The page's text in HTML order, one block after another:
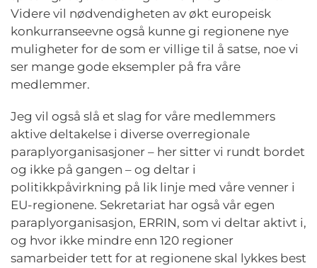
Videre vil nødvendigheten av økt europeisk
konkurranseevne også kunne gi regionene nye
muligheter for de som er villige til å satse, noe vi
ser mange gode eksempler på fra våre
medlemmer.
Jeg vil også slå et slag for våre medlemmers
aktive deltakelse i diverse overregionale
paraplyorganisasjoner – her sitter vi rundt bordet
og ikke på gangen – og deltar i
politikkpåvirkning på lik linje med våre venner i
EU-regionene. Sekretariat har også vår egen
paraplyorganisasjon, ERRIN, som vi deltar aktivt i,
og hvor ikke mindre enn 120 regioner
samarbeider tett for at regionene skal lykkes best